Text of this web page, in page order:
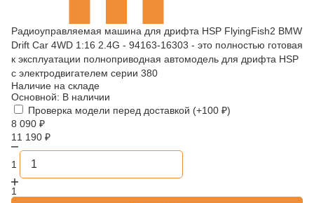
Радиоуправляемая машина для дрифта HSP FlyingFish2 BMW
Drift Car 4WD 1:16 2.4G - 94163-16303 - это полностью готовая
к эксплуатации полноприводная автомодель для дрифта HSP
с электродвигателем серии 380
Наличие на складе
Основной: В наличии
Проверка модели перед доставкой (+100 ₽)
8 090 ₽
11 190 ₽
1
1